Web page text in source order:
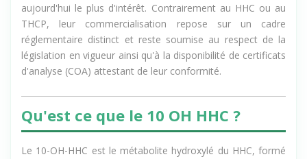
aujourd'hui le plus d'intérêt. Contrairement au HHC ou au
THCP, leur commercialisation repose sur un cadre
réglementaire distinct et reste soumise au respect de la
législation en vigueur ainsi qu'à la disponibilité de certificats
d'analyse (COA) attestant de leur conformité.
Qu'est ce que le 10 OH HHC ?
Le 10-OH-HHC est le métabolite hydroxylé du HHC, formé